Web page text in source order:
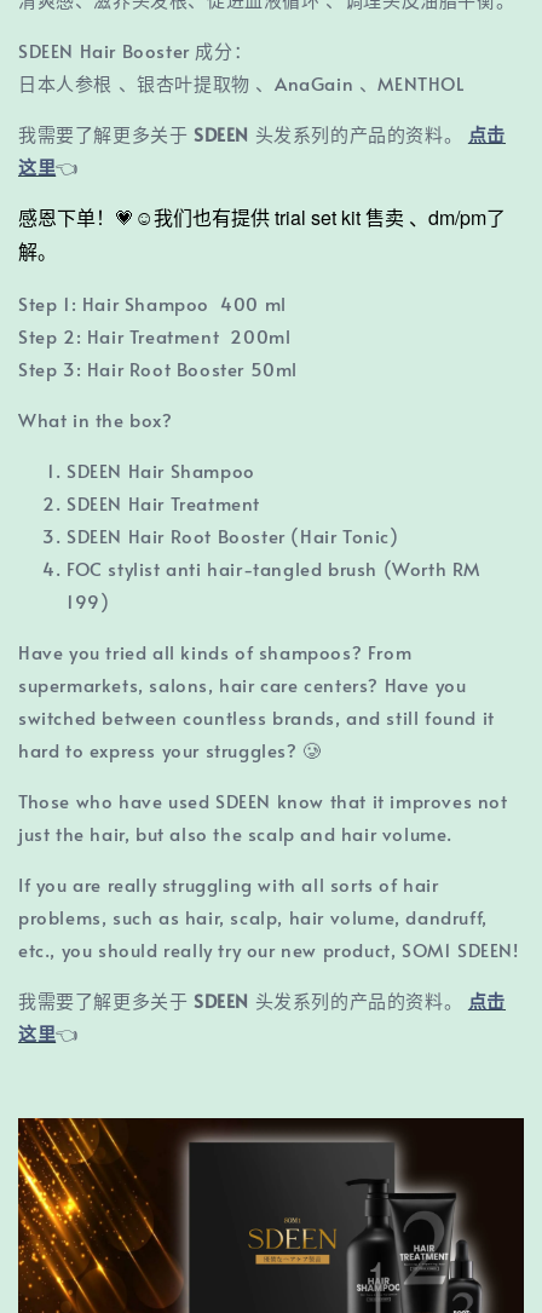
SDEEN Hair Booster 成分：
日本人参根 、银杏叶提取物 、AnaGain 、MENTHOL
我需要了解更多关于 SDEEN 头发系列的产品的资料。
点击
这里👈
感恩下单！💗☺️我们也有提供 trial set kit 售卖 、dm/pm了
解。
Step 1: Hair Shampoo 400 ml
Step 2: Hair Treatment 200ml
Step 3: Hair Root Booster 50ml
What in the box?
SDEEN Hair Shampoo
SDEEN Hair Treatment
SDEEN Hair Root Booster (Hair Tonic)
FOC stylist anti hair-tangled brush (Worth RM
199)
Have you tried all kinds of shampoos? From
supermarkets, salons, hair care centers? Have you
switched between countless brands, and still found it
hard to express your struggles? 🥲
Those who have used SDEEN know that it improves not
just the hair, but also the scalp and hair volume.
If you are really struggling with all sorts of hair
problems, such as hair, scalp, hair volume, dandruff,
etc., you should really try our new product, SOM1 SDEEN!
我需要了解更多关于 SDEEN 头发系列的产品的资料。
点击
这里👈